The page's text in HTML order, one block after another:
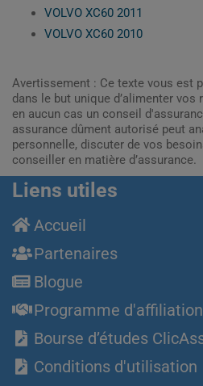
VOLVO XC60 2011
VOLVO XC60 2010
Avertissement : Ce texte vous est
dans le but unique d’alimenter
en aucun cas un conseil
assurance dûment autorisé peut
personnelle, discuter de vos
conseiller en matière d’assurance.
Liens utiles
Accueil
Partenaires
Blogue
Programme d'affiliation
Bourse d’études
Conditions d'utilisation